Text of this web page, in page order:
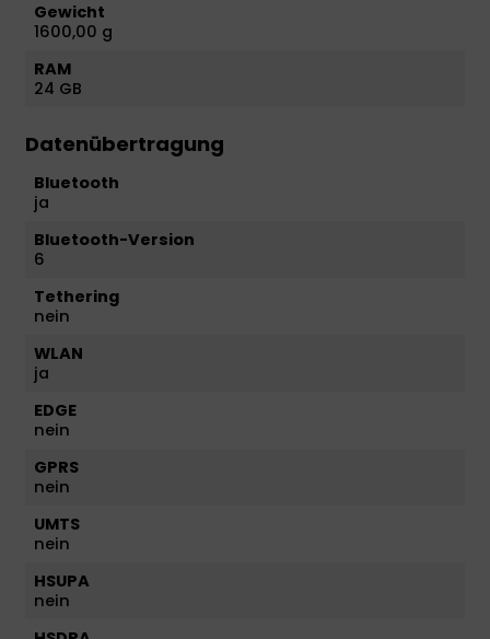
Gewicht
1600,00 g
RAM
24 GB
Datenübertragung
Bluetooth
ja
Bluetooth-Version
6
Tethering
nein
WLAN
ja
EDGE
nein
GPRS
nein
UMTS
nein
HSUPA
nein